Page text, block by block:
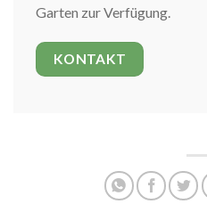
Garten zur Verfügung.
KONTAKT